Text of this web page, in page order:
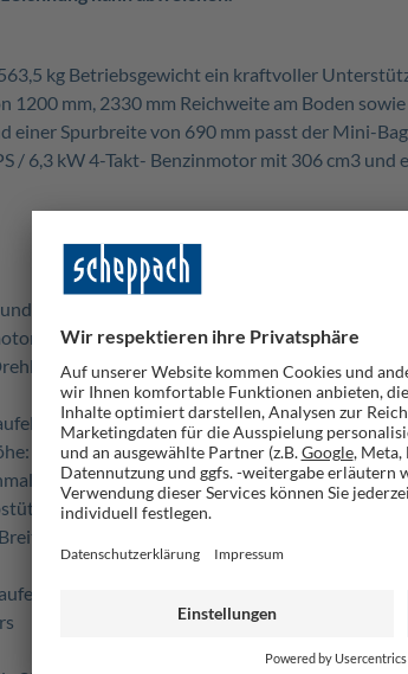
kg Betriebsgewicht ein kraftvoller
mm, 2330 mm Reichweite am Boden
Spurbreite von 690 mm passt der Mini-
/ 6,3 kW 4-Takt- Benzinmotor mit 306 cm3
kompakter Bauweise für diverse Grabarbeiten
mit 306 cm3
360°
8,8 kN
max. 2100 mm / Grabtiefe: max. 1200 mm /
Durchgänge und zum Erreichen schwer
des Auslegers oder zum Bewegen von
einzeln steuerbar
mit 0,011 m³ Fassungsvermögen ausgestattet